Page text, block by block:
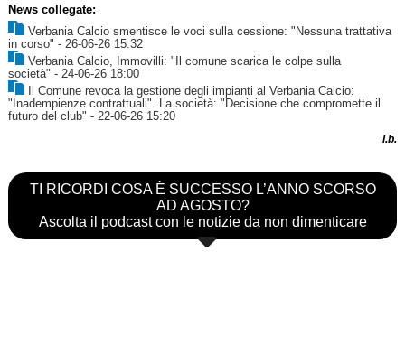
News collegate:
Verbania Calcio smentisce le voci sulla cessione: "Nessuna trattativa
in corso" - 26-06-26 15:32
Verbania Calcio, Immovilli: "Il comune scarica le colpe sulla
società" - 24-06-26 18:00
Il Comune revoca la gestione degli impianti al Verbania Calcio:
"Inadempienze contrattuali". La società: "Decisione che compromette il
futuro del club" - 22-06-26 15:20
l.b.
TI RICORDI COSA È SUCCESSO L’ANNO SCORSO
AD AGOSTO?
Ascolta il podcast con le notizie da non dimenticare